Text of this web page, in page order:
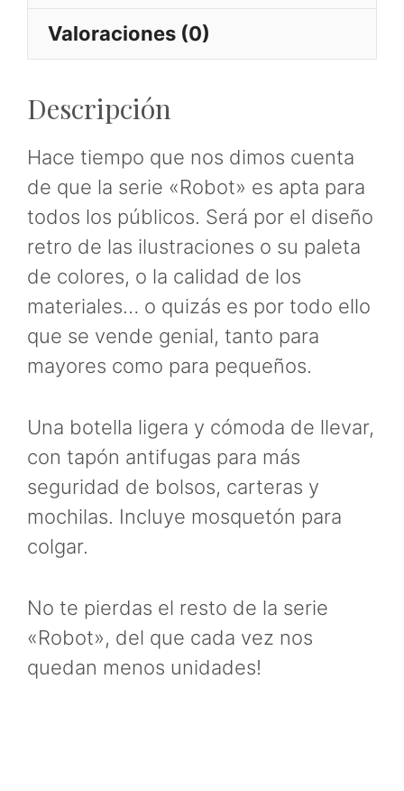
Valoraciones (0)
Descripción
Hace tiempo que nos dimos cuenta
de que la serie «Robot» es apta para
todos los públicos. Será por el diseño
retro de las ilustraciones o su paleta
de colores, o la calidad de los
materiales… o quizás es por todo ello
que se vende genial, tanto para
mayores como para pequeños.
Una botella ligera y cómoda de llevar,
con tapón antifugas para más
seguridad de bolsos, carteras y
mochilas. Incluye mosquetón para
colgar.
No te pierdas el resto de la serie
«Robot», del que cada vez nos
quedan menos unidades!